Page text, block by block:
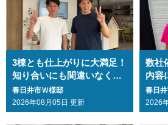
3棟とも仕上がりに大満足！
知り合いにも間違いなくお
勧めします・・・
春日井市Ｗ様邸
2026年08月05日 更新
数社
内容
春日
2026